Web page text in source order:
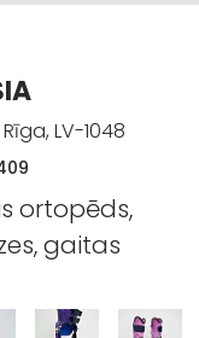
LV-1048
ortopēds,
gaitas